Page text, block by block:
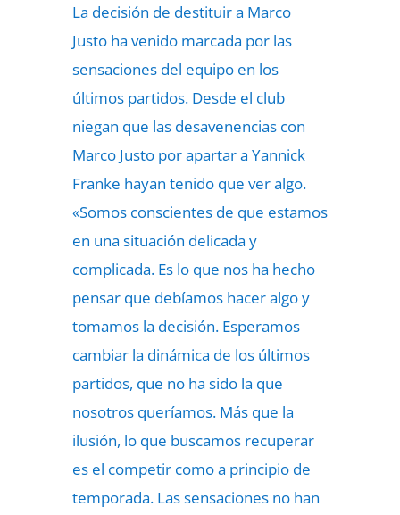
La decisión de destituir a Marco
Justo ha venido marcada por las
sensaciones del equipo en los
últimos partidos. Desde el club
niegan que las desavenencias con
Marco Justo por apartar a Yannick
Franke hayan tenido que ver algo.
«Somos conscientes de que estamos
en una situación delicada y
complicada. Es lo que nos ha hecho
pensar que debíamos hacer algo y
tomamos la decisión. Esperamos
cambiar la dinámica de los últimos
partidos, que no ha sido la que
nosotros queríamos. Más que la
ilusión, lo que buscamos recuperar
es el competir como a principio de
temporada. Las sensaciones no han